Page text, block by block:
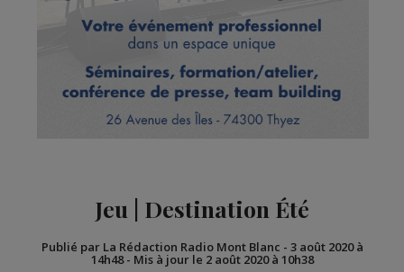
Jeu | Destination Été
Publié par La Rédaction Radio Mont Blanc - 3 août 2020 à
14h48- Mis à jour le 2 août 2020 à 10h38